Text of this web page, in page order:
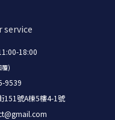
service
18:00
覆)
9539
151號A棟5樓4-1號